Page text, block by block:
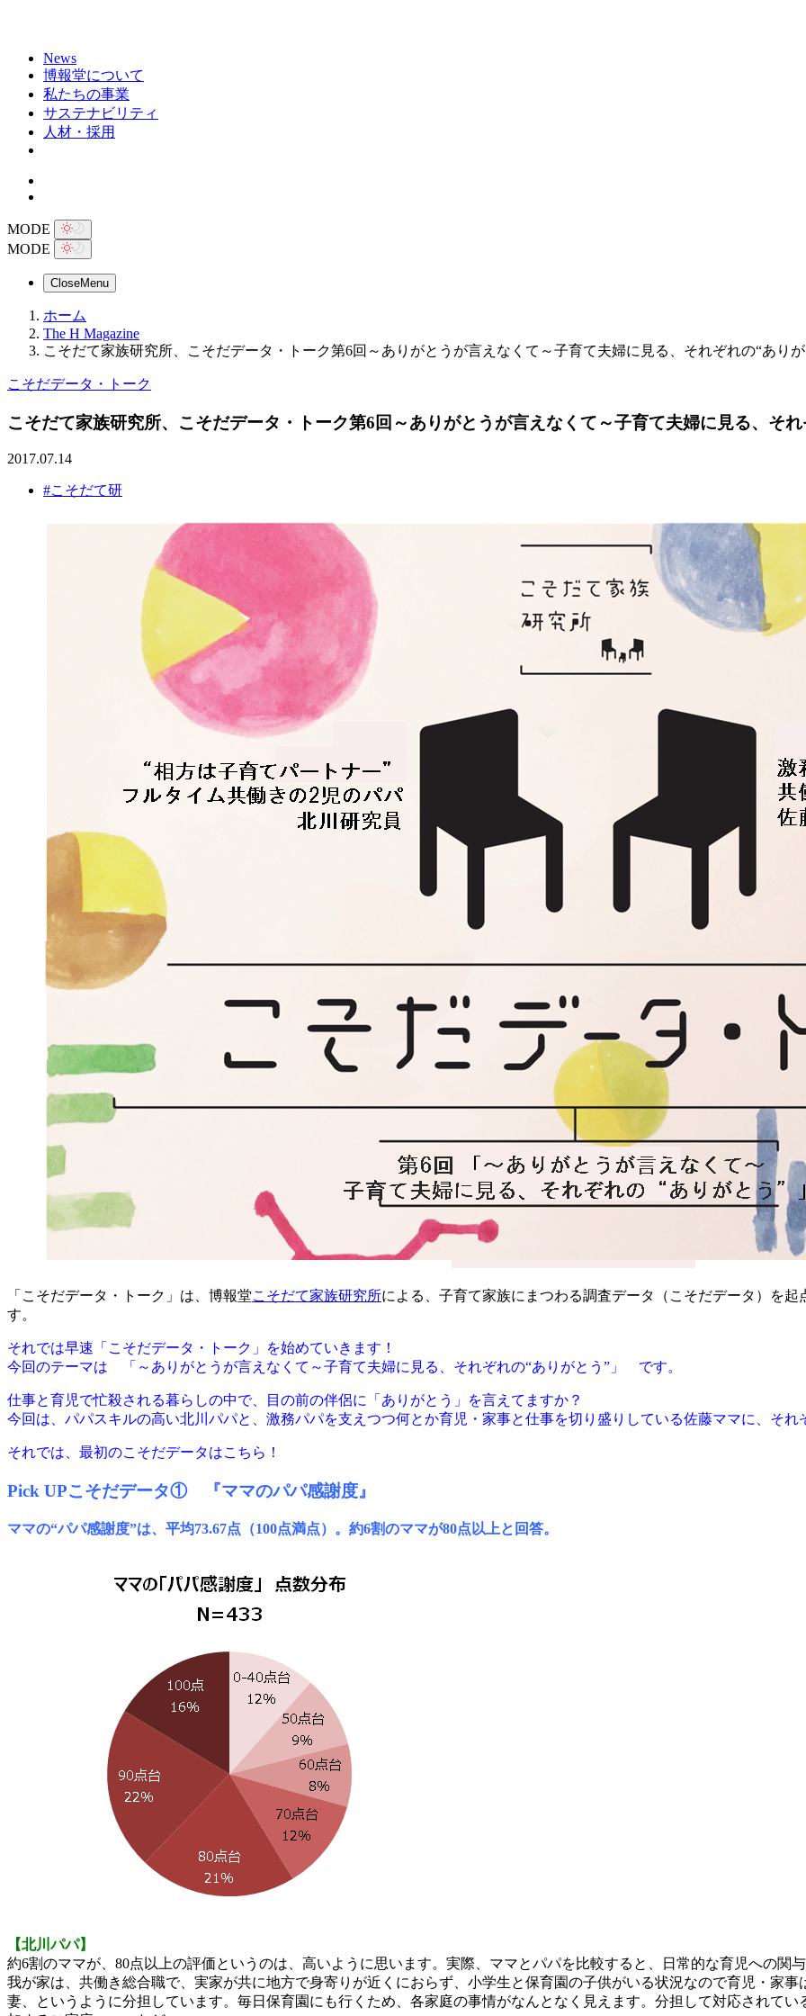
News
博報堂について
私たちの事業
サステナビリティ
人材・採用
MODE
MODE
CloseMenu
ホーム
The H Magazine
こそだて家族研究所、こそだデータ・トーク第6回～ありがとうが言えなくて～子育て夫婦に見る、それぞれの“あり
こそだデータ・トーク
こそだて家族研究所、こそだデータ・トーク第6回～ありがとうが言えなくて～子育て夫婦に見る、そ
2017.07.14
#こそだて研
「こそだデータ・トーク」は、博報堂こそだて家族研究所による、子育て家族にまつわる調査データ（こそだデータ）を
す。
それでは早速「こそだデータ・トーク」を始めていきます！
今回のテーマは 「～ありがとうが言えなくて～子育て夫婦に見る、それぞれの“ありがとう”」 です。
仕事と育児で忙殺される暮らしの中で、目の前の伴侶に「ありがとう」を言えてますか？
今回は、パパスキルの高い北川パパと、激務パパを支えつつ何とか育児・家事と仕事を切り盛りしている佐藤ママに、そ
それでは、最初のこそだデータはこちら！
Pick UPこそだデータ① 『ママのパパ感謝度』
ママの“パパ感謝度”は、平均73.67点（100点満点）。約6割のママが80点以上と回答。
【北川パパ】
約6割のママが、80点以上の評価というのは、高いように思います。実際、ママとパパを比較すると、日常的な育児への関
我が家は、共働き総合職で、実家が共に地方で身寄りが近くにおらず、小学生と保育園の子供がいる状況なので育児・家
妻、というように分担しています。毎日保育園にも行くため、各家庭の事情がなんとなく見えます。分担して対応されて